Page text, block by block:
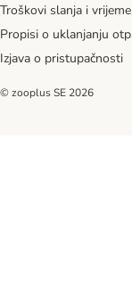
Troškovi slanja i
Propisi o uklanjanju
Izjava o pristupačnosti
© zooplus SE 2026